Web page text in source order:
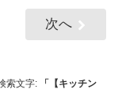
次へ
索文字:
「【キッチン